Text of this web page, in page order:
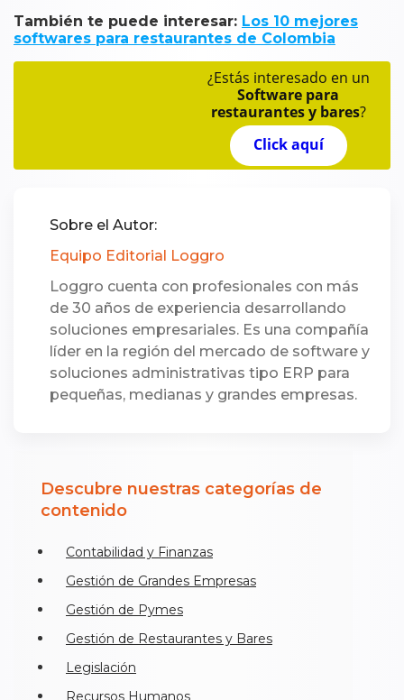
También te puede interesar: Los 10 mejores
softwares para restaurantes de Colombia
¿Estás interesado en un
Software para
restaurantes y bares?
Click aquí
Sobre el Autor:
Equipo Editorial Loggro
Loggro cuenta con profesionales con más
de 30 años de experiencia desarrollando
soluciones empresariales. Es una compañía
líder en la región del mercado de software y
soluciones administrativas tipo ERP para
pequeñas, medianas y grandes empresas.
Descubre nuestras categorías de
contenido
Contabilidad y Finanzas
Gestión de Grandes Empresas
Gestión de Pymes
Gestión de Restaurantes y Bares
Legislación
Recursos Humanos